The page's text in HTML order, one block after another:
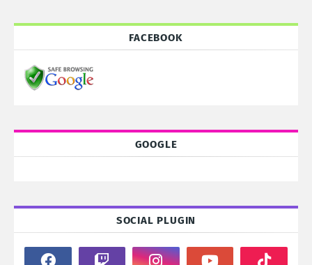
FACEBOOK
GOOGLE
SOCIAL PLUGIN